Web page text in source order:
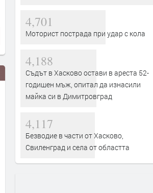
Янка Рупкина и „Мистерията на
4,701
Моторист пострада при удар с кола
4,188
Съдът в Хасково остави в ареста 52-
годишен мъж, опитал да изнасили
майка си в Димитровград
4,117
Безводие в части от Хасково,
Свиленград и села от областта